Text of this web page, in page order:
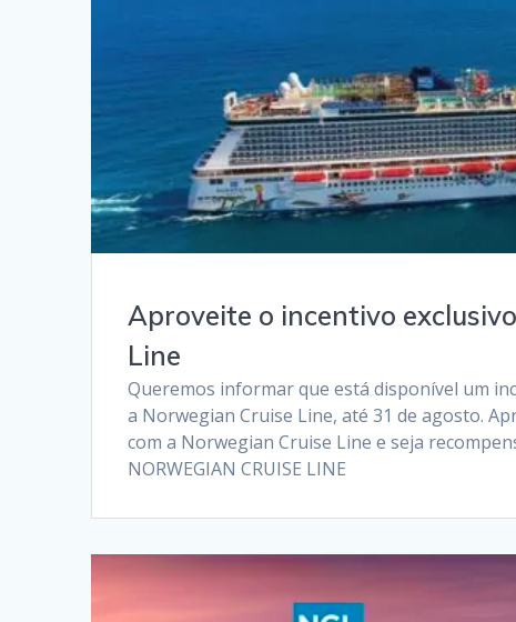
Aproveite o incentivo
Line
Queremos informar que está disponível um
a Norwegian Cruise Line, até 31 de agosto.
com a Norwegian Cruise Line e seja
NORWEGIAN CRUISE LINE